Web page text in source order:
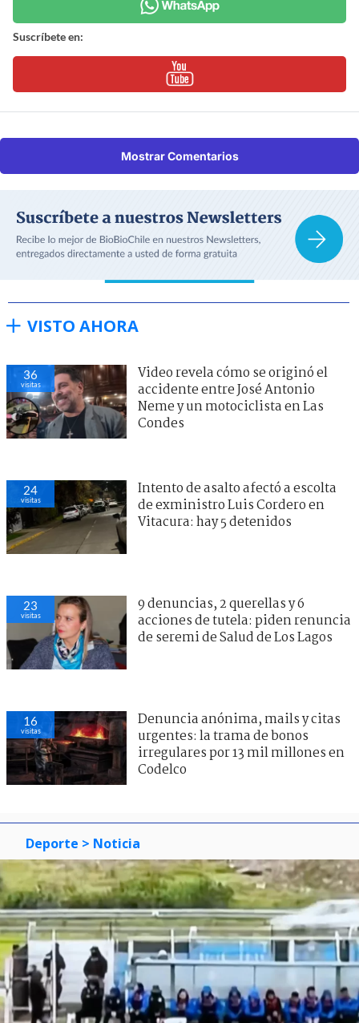
Suscríbete en:
Mostrar Comentarios
VISTO AHORA
36
visitas
Video revela cómo se originó el
accidente entre José Antonio
Neme y un motociclista en Las
Condes
24
visitas
Intento de asalto afectó a escolta
de exministro Luis Cordero en
Vitacura: hay 5 detenidos
23
visitas
9 denuncias, 2 querellas y 6
acciones de tutela: piden renuncia
de seremi de Salud de Los Lagos
16
visitas
Denuncia anónima, mails y citas
urgentes: la trama de bonos
irregulares por 13 mil millones en
Codelco
Deporte > Noticia